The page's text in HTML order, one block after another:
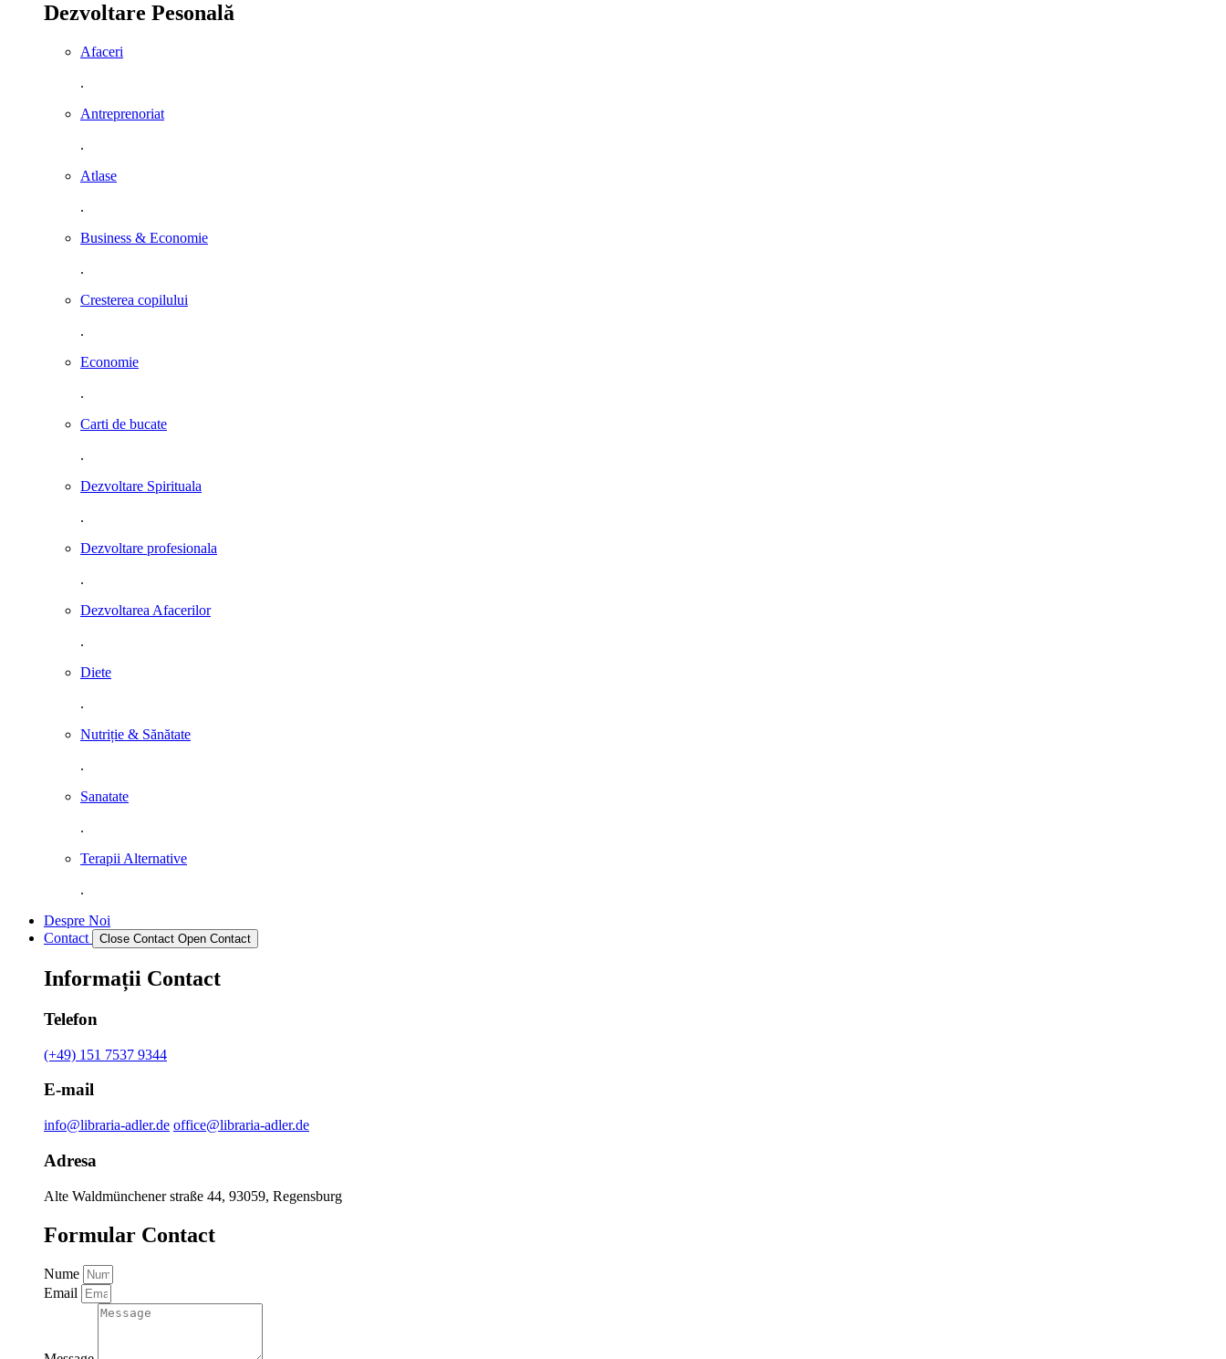
Dezvoltare Pesonală
Afaceri
.
Antreprenoriat
.
Atlase
.
Business & Economie
.
Cresterea copilului
.
Economie
.
Carti de bucate
.
Dezvoltare Spirituala
.
Dezvoltare profesionala
.
Dezvoltarea Afacerilor
.
Diete
.
Nutriție & Sănătate
.
Sanatate
.
Terapii Alternative
.
Despre Noi
Contact
Close Contact Open Contact
Informații Contact
Telefon
(+49) 151 7537 9344
E-mail
info@libraria-adler.de office@libraria-adler.de
Adresa
Alte Waldmünchener straße 44, 93059, Regensburg
Formular Contact
Nume
Email